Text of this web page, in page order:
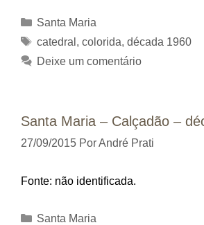
Categorias
Santa Maria
Tags
catedral , colorida, década 1960
Deixe um comentário
Santa Maria – Calçadão –
27/09/2015 PorAndré Prati
Fonte: não identificada.
Categorias
Santa Maria